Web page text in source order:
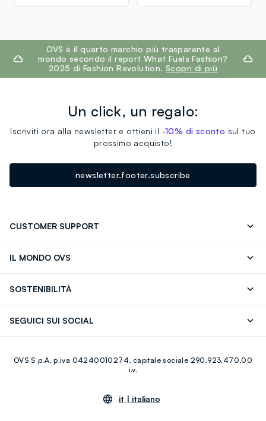
footer.ariatitleOVS è il quarto marchio più trasparente al
mondo secondo il report What Fuels Fashion?
2025 di Fashion Revolution. Scopri di più
Un click, un regalo:
Iscriviti ora alla newsletter e ottieni il -10% di sconto sul tuo
prossimo acquisto!
newsletter.footer.subscribe
CUSTOMER SUPPORT
IL MONDO OVS
Giftcard
SOSTENIBILITÀ
SEGUICI SUI SOCIAL
Youtube Linkedin
OVS S.p.A, p.iva 04240010274, capitale sociale 290.923.470,00
i.v.
it | italiano